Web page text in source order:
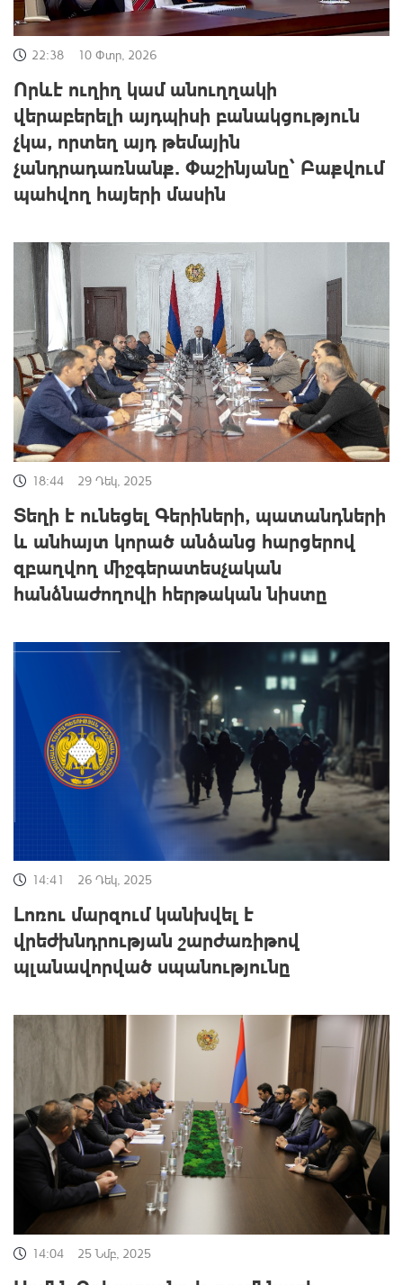
22:38 10 Փտր, 2026
Որևէ ուղիղ կամ անուղղակի
վերաբերելի այդպիսի բանակցություն
չկա, որտեղ այդ թեմային
չանդրադառնանք․ Փաշինյանը՝ Բաքվում
պահվող հայերի մասին
18:44 29 Դեկ, 2025
Տեղի է ունեցել Գերիների, պատանդների
և անհայտ կորած անձանց հարցերով
զբաղվող միջգերատեսչական
հանձնաժողովի հերթական նիստը
14:41 26 Դեկ, 2025
Լոռու մարզում կանխվել է
վրեժխնդրության շարժառիթով
պլանավորված սպանությունը
14:04 25 Նմբ, 2025